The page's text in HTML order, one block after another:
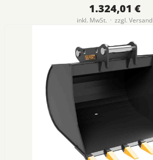
1.324,01 €
inkl. MwSt. · zzgl. Versand